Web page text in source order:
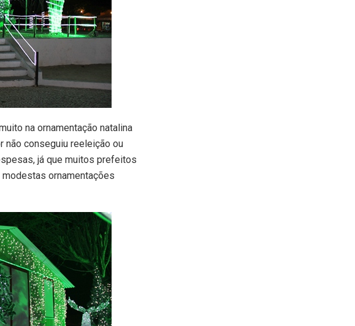
na ornamentação natalina
não conseguiu reeleição ou
já que muitos prefeitos
ornamentações